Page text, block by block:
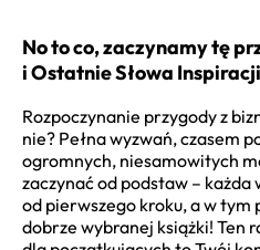
No to co, zaczynamy tę
i Ostatnie Słowa
Rozpoczynanie przygody z
nie? Pełna wyzwań, czasem
ogromnych, niesamowitych
zaczynać od podstaw – każda
od pierwszego kroku, a w
dobrze wybranej książki! Ten